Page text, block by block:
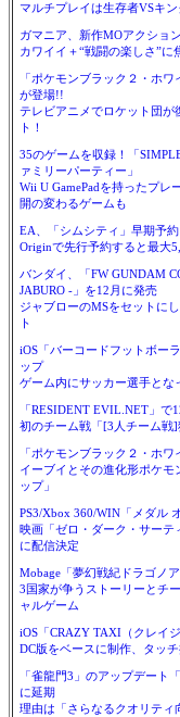
マルチプレイは生存者VSキ
ガマニア、新作MOアクショ
カワイイ＋“戦闘の楽しさ”
「ポケモンブラック２・ホ
が登場!!
テレビアニメでロケット団が
ト！
35のゲームを収録！「
ァミリーパーティー」
Wii U GamePadを持ったプレ
開の変わるゲームも
EA、「シムシティ」早期予
Originで先行予約すると最大
バンダイ、「FW GUNDAM
JABURO -」を12月に発売
ジャブローのMSをセットに
ト
iOS「バーコードフットボー
ップ
ゲーム内にサッカー選手とな
「RESIDENT EVIL.NET」
初のチーム戦「[3人チーム戦
「ポケモンブラック２・ホ
イーブイとその進化形ポケ
ップ」
PS3/Xbox 360/WIN「メダル
映画「ゼロ・ダーク・サーテ
に配信決定
Mobage「夢幻戦紀ドラゴノ
3国家が争うストーリーとチ
ャルゲーム
iOS「CRAZY TAXI（クレイ
DC版をベースに制作、タッ
「雀龍門3」のアップデート
に延期
理由は「さらなるクオリティ